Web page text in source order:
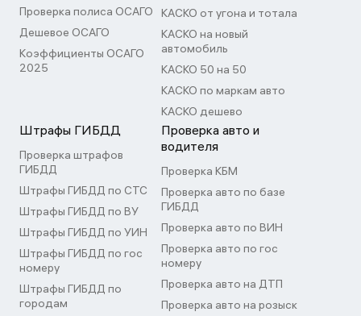
Проверка полиса ОСАГО
Дешевое ОСАГО
Коэффициенты ОСАГО
2025
КАСКО от угона и тотала
КАСКО на новый
автомобиль
КАСКО 50 на 50
КАСКО по маркам авто
КАСКО дешево
Штрафы ГИБДД
Проверка штрафов
ГИБДД
Штрафы ГИБДД по СТС
Штрафы ГИБДД по ВУ
Штрафы ГИБДД по УИН
Штрафы ГИБДД по гос
номеру
Штрафы ГИБДД по
городам
Проверка авто и
водителя
Проверка КБМ
Проверка авто по базе
ГИБДД
Проверка авто по ВИН
Проверка авто по гос
номеру
Проверка авто на ДТП
Проверка авто на розыск